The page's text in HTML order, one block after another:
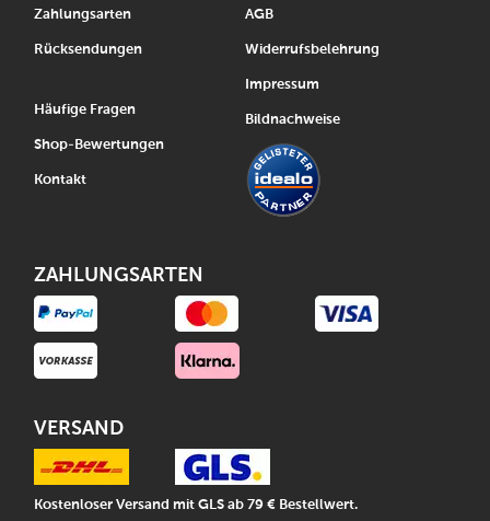
Zahlungsarten
Rücksendungen
Häufige Fragen
Shop-Bewertungen
Kontakt
AGB
Widerrufsbelehrung
Impressum
Bildnachweise
ZAHLUNGSARTEN
VERSAND
Kostenloser Versand mit GLS ab 79 € Bestellwert.